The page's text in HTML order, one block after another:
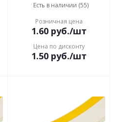
Есть в наличии (55)
Розничная цена
1.60руб./шт
Цена по дисконту
1.50руб./шт